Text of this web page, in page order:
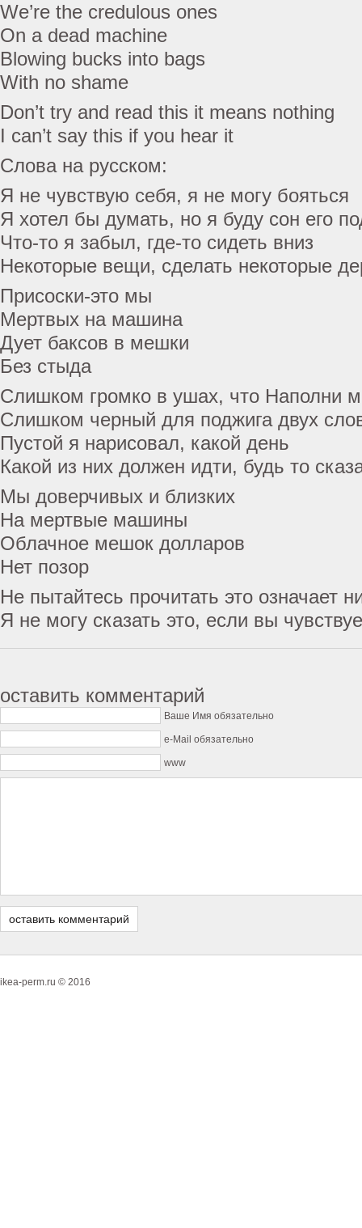
We’re the credulous ones
On a dead machine
Blowing bucks into bags
With no shame
Don’t try and read this it means nothing
I can’t say this if you hear it
Слова на русском:
Я не чувствую себя, я не могу бояться
Я хотел бы думать, но я буду сон его
Что-то я забыл, где-то сидеть вниз
Некоторые вещи, сделать некоторые
Присоски-это мы
Мертвых на машина
Дует баксов в мешки
Без стыда
Слишком громко в ушах, что Наполни
Слишком черный для поджига двух
Пустой я нарисовал, какой день
Какой из них должен идти, будь то
Мы доверчивых и близких
На мертвые машины
Облачное мешок долларов
Нет позор
Не пытайтесь прочитать это означает
Я не могу сказать это, если вы
оставить комментарий
Ваше Имя обязательно
e-Mail обязательно
www
ikea-perm.ru © 2016